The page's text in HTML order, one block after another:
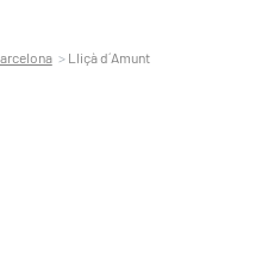
Lliçà d´Amunt